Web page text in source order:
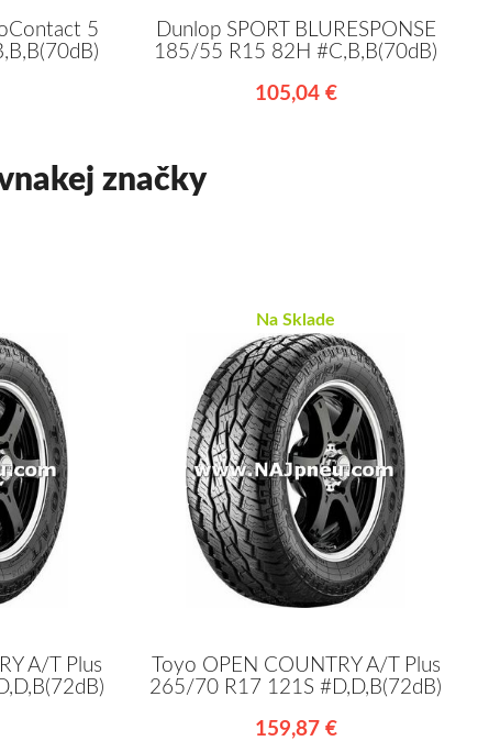
5
Dunlop SPORT BLURESPONSE
185/55 R15 82H #C,B,B(70dB)
105,04 €
značky
A/T Plus
Na Sklade
Toyo OPEN COUNTRY A/T Plus
265/70 R17 121S #D,D,B(72dB)
159,87 €